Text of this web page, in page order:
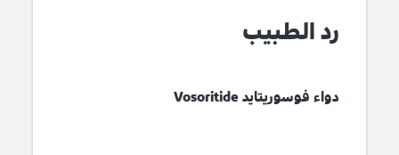
رد الطبيب
دواء فوسوريتايد Vosoritide